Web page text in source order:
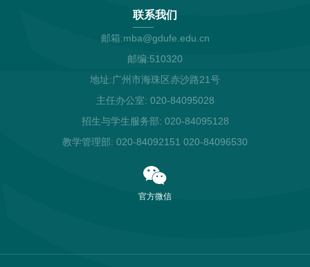
联系我们
邮箱:mba@gdufe.edu.cn
邮编:510320
地址:广州市海珠区赤沙路21号
主任办公室: 020-84095028
招生与学生服务部: 020-84095128
教学管理部: 020-84092151 020-84096530
官方微信